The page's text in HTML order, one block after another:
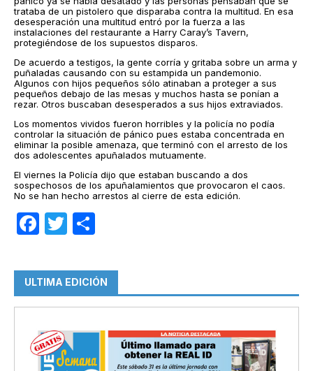
trataba de un pistolero que disparaba contra la multitud. En esa
desesperación una multitud entró por la fuerza a las
instalaciones del restaurante a Harry Caray’s Tavern,
protegiéndose de los supuestos disparos.
De acuerdo a testigos, la gente corría y gritaba sobre un arma y
puñaladas causando con su estampida un pandemonio.
Algunos con hijos pequeños sólo atinaban a proteger a sus
pequeños debajo de las mesas y muchos hasta se ponían a
rezar. Otros buscaban desesperados a sus hijos extraviados.
Los momentos vividos fueron horribles y la policía no podía
controlar la situación de pánico pues estaba concentrada en
eliminar la posible amenaza, que terminó con el arresto de los
dos adolescentes apuñalados mutuamente.
El viernes la Policía dijo que estaban buscando a dos
sospechosos de los apuñalamientos que provocaron el caos.
No se han hecho arrestos al cierre de esta edición.
Facebook
Twitter
ULTIMA EDICIÓN